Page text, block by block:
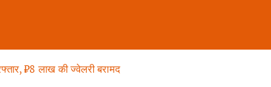
₹8 लाख की ज्वेलरी बरामद